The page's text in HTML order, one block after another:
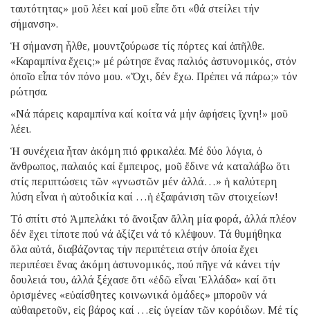
ταυτότητας» μοῦ λέει καί μοῦ εἶπε ὅτι «θά στείλει τήν
σήμανση».
Ἡ σήμανση ἦλθε, μουντζούρωσε τίς πόρτες καί ἀπῆλθε.
«Καραμπίνα ἔχεις;» μέ ρώτησε ἕνας παλιός ἀστυνομικός, στόν
ὁποῖο εἶπα τόν πόνο μου. «Ὄχι, δέν ἔχω. Πρέπει νά πάρω;» τόν
ρώτησα.
«Νά πάρεις καραμπίνα καί κοίτα νά μήν ἀφήσεις ἴχνη!» μοῦ
λέει.
Ἡ συνέχεια ἦταν ἀκόμη πιό φρικαλέα. Μέ δύο λόγια, ὁ
ἄνθρωπος, παλαιός καί ἔμπειρος, μοῦ ἔδινε νά καταλάβω ὅτι
στίς περιπτώσεις τῶν «γνωστῶν μέν ἀλλά…» ἡ καλύτερη
λύση εἶναι ἡ αὐτοδικία καί …ἡ ἐξαφάνιση τῶν στοιχείων!
Τό σπίτι στό Ἀμπελάκι τό ἄνοιξαν ἄλλη μία φορά, ἀλλά πλέον
δέν ἔχει τίποτε πού νά ἀξίζει νά τό κλέψουν. Τά θυμήθηκα
ὅλα αὐτά, διαβάζοντας τήν περιπέτεια στήν ὁποία ἔχει
περιπέσει ἕνας ἀκόμη ἀστυνομικός, πού πῆγε νά κάνει τήν
δουλειά του, ἀλλά ξέχασε ὅτι «ἐδῶ εἶναι Ἑλλάδα» καί ὅτι
ὁρισμένες «εὐαίσθητες κοινωνικά ὁμάδες» μποροῦν νά
αὐθαιρετοῦν, εἰς βάρος καί …εἰς ὑγείαν τῶν κορόιδων. Μέ τίς